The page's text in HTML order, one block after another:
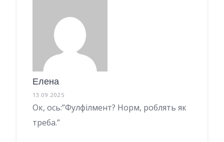
Елена
13.09.2025
Ок, ось:”Фулфілмент? Норм, роблять як
треба.”